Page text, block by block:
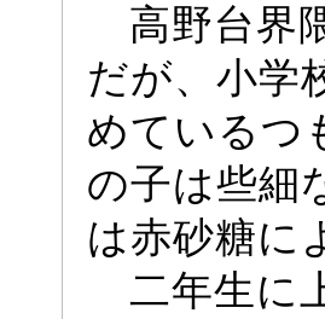
高野台界
だが、小学
めているつ
の子は些細
は赤砂糖に
二年生に